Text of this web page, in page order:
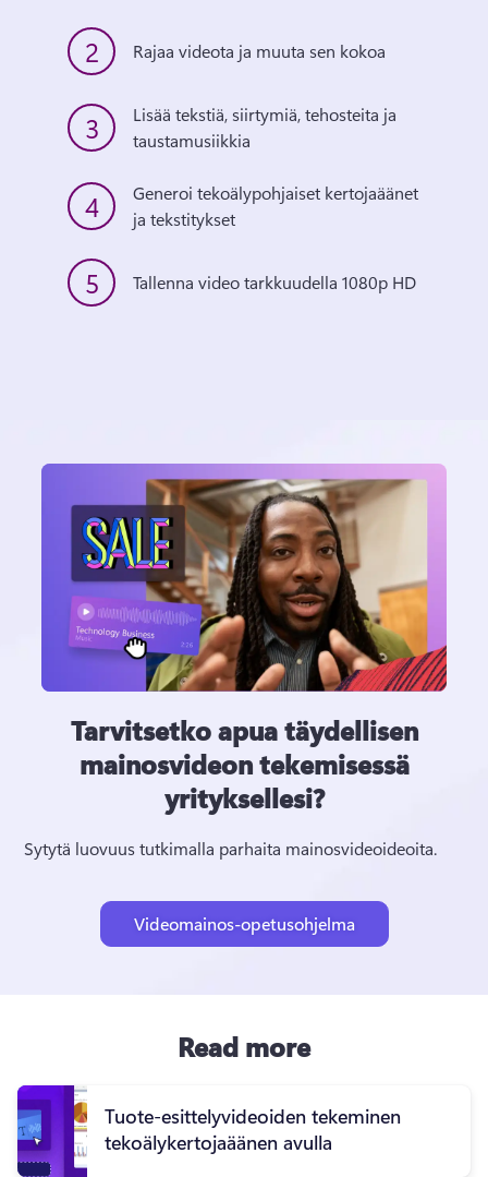
2 Rajaa videota ja muuta sen kokoa
3
Lisää tekstiä, siirtymiä, tehosteita ja
taustamusiikkia
4
Generoi tekoälypohjaiset kertojaäänet
ja tekstitykset
5 Tallenna video tarkkuudella 1080p HD
Tarvitsetko apua täydellisen
mainosvideon tekemisessä
yrityksellesi?
Sytytä luovuus tutkimalla parhaita mainosvideoideoita.
Videomainos-opetusohjelma
Read more
Tuote-esittelyvideoiden tekeminen
tekoälykertojaäänen avulla